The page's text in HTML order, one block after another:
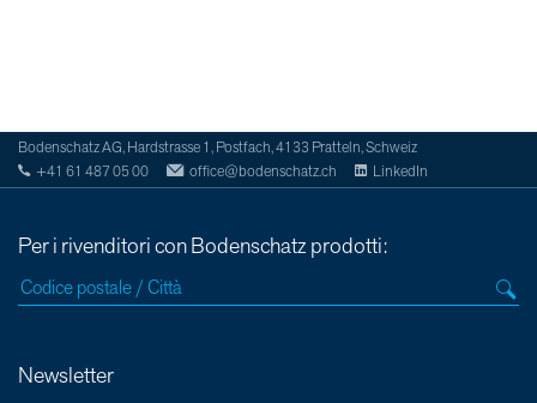
Bodenschatz AG, Hardstrasse 1, Postfach, 4133 Pratteln, Schweiz
+41 61 487 05 00
office@bodenschatz.ch LinkedIn
Per i rivenditori con Bodenschatz prodotti:
Newsletter